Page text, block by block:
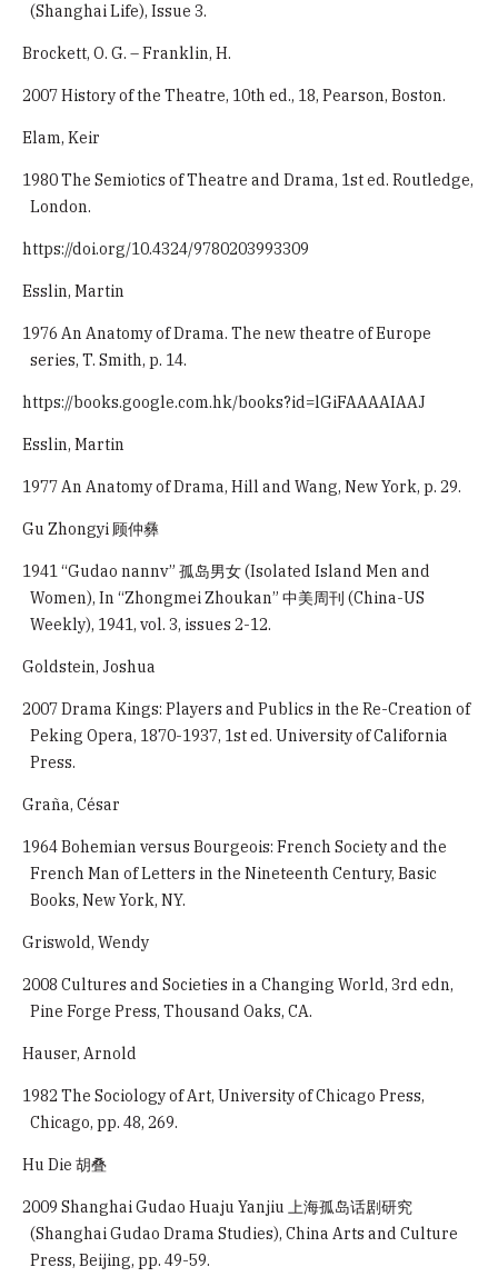
(Shanghai Life), Issue 3.
Brockett, O. G. – Franklin, H.
2007 History of the Theatre, 10th ed., 18, Pearson, Boston.
Elam, Keir
1980 The Semiotics of Theatre and Drama, 1st ed. Routledge,
London.
https://doi.org/10.4324/9780203993309
Esslin, Martin
1976 An Anatomy of Drama. The new theatre of Europe
series, T. Smith, p. 14.
https://books.google.com.hk/books?id=lGiFAAAAIAAJ
Esslin, Martin
1977 An Anatomy of Drama, Hill and Wang, New York, p. 29.
Gu Zhongyi 顾仲彝
1941 “Gudao nannv” 孤岛男女 (Isolated Island Men and
Women), In “Zhongmei Zhoukan” 中美周刊 (China-US
Weekly), 1941, vol. 3, issues 2-12.
Goldstein, Joshua
2007 Drama Kings: Players and Publics in the Re-Creation of
Peking Opera, 1870-1937, 1st ed. University of California
Press.
Graña, César
1964 Bohemian versus Bourgeois: French Society and the
French Man of Letters in the Nineteenth Century, Basic
Books, New York, NY.
Griswold, Wendy
2008 Cultures and Societies in a Changing World, 3rd edn,
Pine Forge Press, Thousand Oaks, CA.
Hauser, Arnold
1982 The Sociology of Art, University of Chicago Press,
Chicago, pp. 48, 269.
Hu Die 胡叠
2009 Shanghai Gudao Huaju Yanjiu 上海孤岛话剧研究
(Shanghai Gudao Drama Studies), China Arts and Culture
Press, Beijing, pp. 49-59.